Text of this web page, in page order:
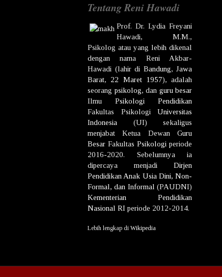
Tentang Reni Hawadi
Prof. Dr. Lydia Freyani
Hawadi, M.M.,
Psikolog atau yang lebih dikenal
dengan nama Reni Akbar-
Hawadi (lahir di Bandung, Jawa
Barat, 22 Maret 1957), adalah
seorang psikolog, dan guru besar
Ilmu Psikologi
Pendidikan
Fakultas Psikologi Universitas
Indonesia (UI) sekaligus
menjabat Ketua Dewan Guru
Besar Fakultas Psikologi periode
2016-2020. Sebelumnya ia
dipercaya menjadi Dirjen
Pendidikan Anak Usia Dini, Non-
Formal, dan Informal (PAUDNI)
Kementerian Pendidikan
Nasional RI periode 2012-2014.
Lebih lengkap di Wikipedia